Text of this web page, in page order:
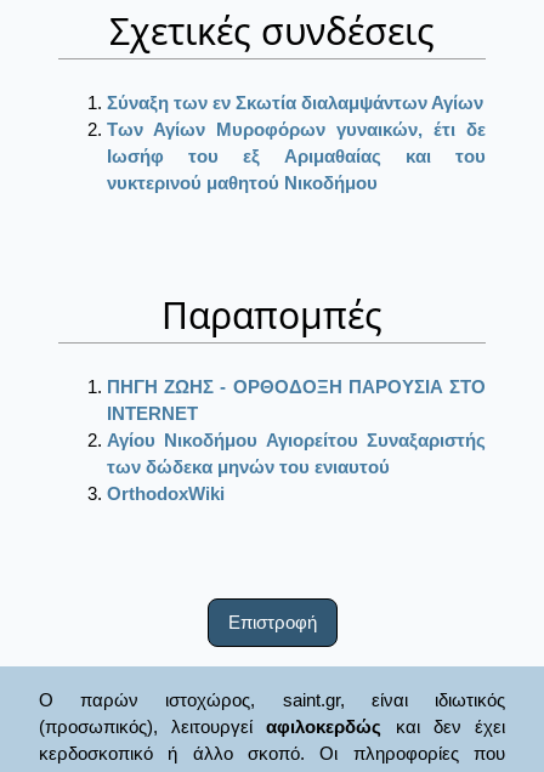
Σχετικές συνδέσεις
Σύναξη των εν Σκωτία διαλαμψάντων Αγίων
Των Αγίων Μυροφόρων γυναικών, έτι δε
Ιωσήφ του εξ Αριμαθαίας και του
νυκτερινού μαθητού Νικοδήμου
Παραπομπές
ΠΗΓΗ ΖΩΗΣ - ΟΡΘΟΔΟΞΗ ΠΑΡΟΥΣΙΑ ΣΤΟ
ΙΝΤΕRΝΕΤ
Αγίου Νικοδήμου Αγιορείτου Συναξαριστής
των δώδεκα μηνών του ενιαυτού
OrthodoxWiki
Επιστροφή
Ο παρών ιστοχώρος, saint.gr, είναι ιδιωτικός
(προσωπικός), λειτουργείαφιλοκερδώς και δεν έχει
κερδοσκοπικό ή άλλο σκοπό. Οι πληροφορίες που